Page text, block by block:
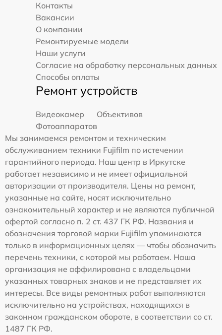
Контакты
Вакансии
О компании
Ремонтируемые модели
Наши услуги
Согласие на обработку персональных данных
Способы оплаты
Ремонт устройств
Видеокамер
Объективов
Фотоаппаратов
Мы занимаемся ремонтом и техническим
обслуживанием техники Fujifilm по истечении
гарантийного периода. Наш центр в Иркутске
работает независимо и не имеет официальной
авторизации от производителя. Цены на ремонт,
указанные на сайте, носят исключительно
ознакомительный характер и не являются публичной
офертой согласно п. 2 ст. 437 ГК РФ. Названия и
обозначения торговой марки Fujifilm упоминаются
только в информационных целях — чтобы обозначить
перечень техники, с которой мы работаем. Наша
организация не аффилирована с владельцами
указанных товарных знаков и не представляет их
интересы. Все виды ремонтных работ выполняются
исключительно на устройствах, находящихся в
законном гражданском обороте, в соответствии со ст.
1487 ГК РФ.